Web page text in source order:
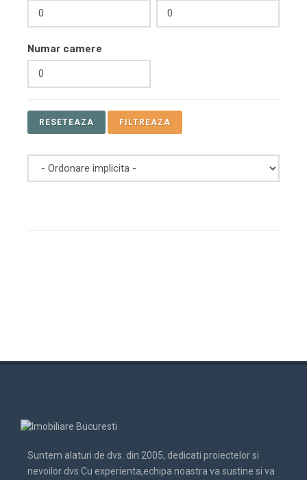
Numar camere
Suntem alaturi de dvs. din 2005, dedicati proiectelor si
nevoilor dvs.Cu experienta,echipa noastra va sustine si va